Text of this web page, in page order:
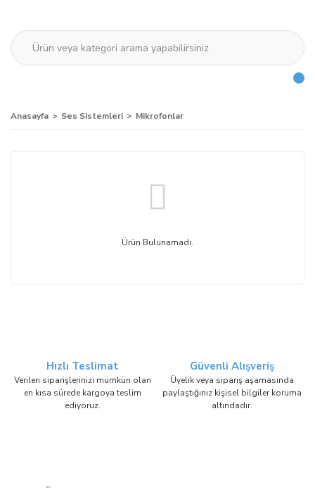
Anasayfa Ses Sistemleri Mikrofonlar
Ürün Bulunamadı.
Hızlı Teslimat
Verilen siparişlerinizi mümkün olan
en kısa sürede kargoya teslim
ediyoruz.
Güvenli Alışveriş
Üyelik veya sipariş aşamasında
paylaştığınız kişisel bilgiler koruma
altındadır.